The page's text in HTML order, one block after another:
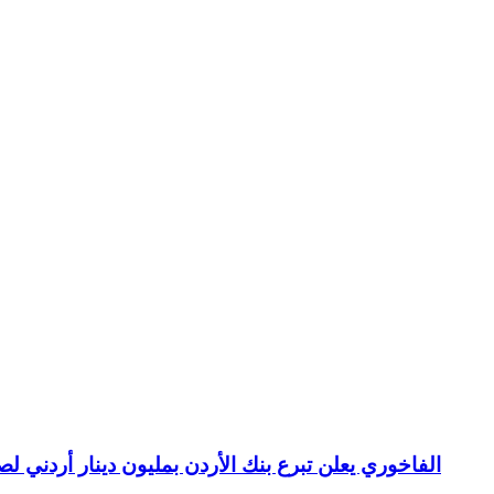
الفاخوري يعلن تبرع بنك الأردن بمليون دينار